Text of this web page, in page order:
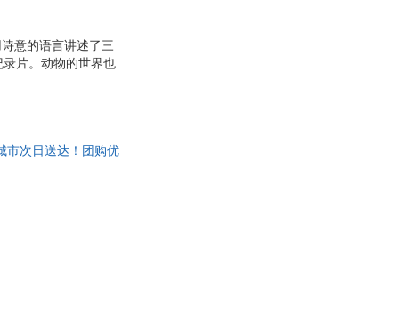
意的语言讲述了三
片。动物的世界也
接小版块，介绍了
余年遍访国内外虎
市次日送达！团购优